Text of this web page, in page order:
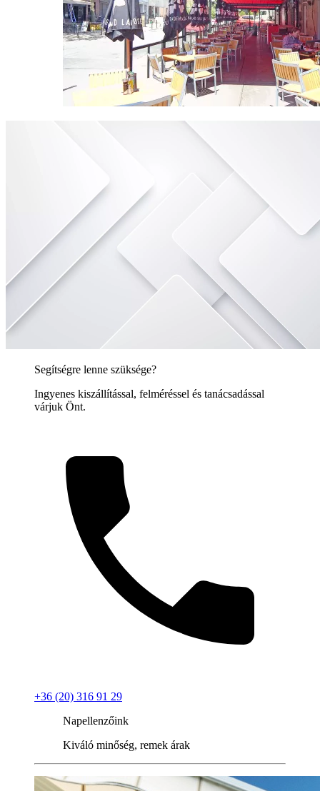
Segítségre lenne szüksége?
Ingyenes kiszállítással, felméréssel és tanácsadással
várjuk Önt.
+36 (20) 316 91 29
Napellenzőink
Kiváló minőség, remek árak